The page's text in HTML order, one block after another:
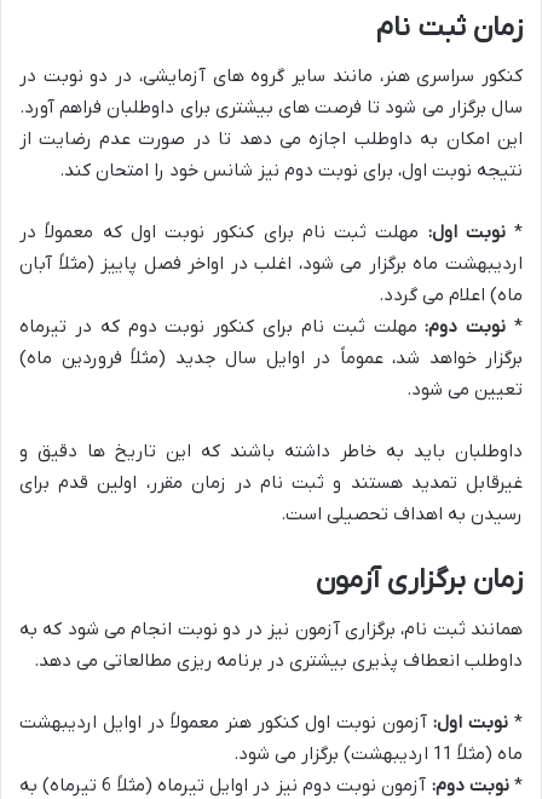
زمان ثبت نام
کنکور سراسری هنر، مانند سایر گروه های آزمایشی، در دو نوبت در
سال برگزار می شود تا فرصت های بیشتری برای داوطلبان فراهم آورد.
این امکان به داوطلب اجازه می دهد تا در صورت عدم رضایت از
نتیجه نوبت اول، برای نوبت دوم نیز شانس خود را امتحان کند.
*نوبت اول: مهلت ثبت نام برای کنکور نوبت اول که معمولاً در
اردیبهشت ماه برگزار می شود، اغلب در اواخر فصل پاییز (مثلاً آبان
ماه) اعلام می گردد.
* نوبت دوم:مهلت ثبت نام برای کنکور نوبت دوم که در تیرماه
برگزار خواهد شد، عموماً در اوایل سال جدید (مثلاً فروردین ماه)
تعیین می شود.
داوطلبان باید به خاطر داشته باشند که این تاریخ ها دقیق و
غیرقابل تمدید هستند و ثبت نام در زمان مقرر، اولین قدم برای
رسیدن به اهداف تحصیلی است.
زمان برگزاری آزمون
همانند ثبت نام، برگزاری آزمون نیز در دو نوبت انجام می شود که به
داوطلب انعطاف پذیری بیشتری در برنامه ریزی مطالعاتی می دهد.
* نوبت اول: آزمون نوبت اول کنکور هنر معمولاً در اوایل اردیبهشت
ماه (مثلاً 11 اردیبهشت) برگزار می شود.
*نوبت دوم: آزمون نوبت دوم نیز در اوایل تیرماه (مثلاً 6 تیرماه) به